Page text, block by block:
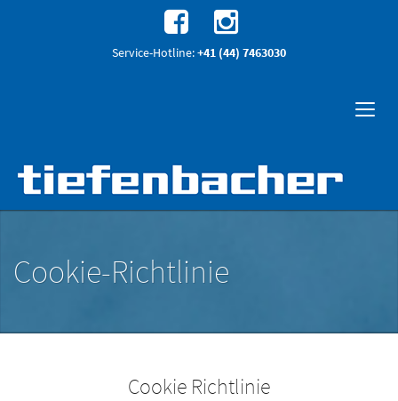
Service-Hotline:+41 (44) 7463030
Cookie-Richtlinie
Cookie Richtlinie